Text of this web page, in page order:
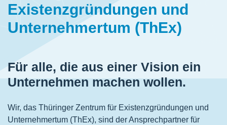
Existenzgründungen und
Unternehmertum (ThEx)
Für alle, die aus einer Vision ein
Unternehmen machen wollen.
Wir, das Thüringer Zentrum für Existenzgründungen und
Unternehmertum (ThEx), sind der Ansprechpartner für